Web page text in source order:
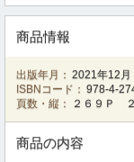
商品情報
出版年月： 2021年12月
ISBNコード： 978-4-
頁数・縦：
２６９Ｐ
商品の内容